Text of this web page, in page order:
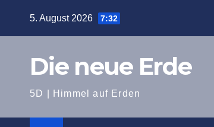
5. August 2026 7:32
Die neue Erde
5D | Himmel auf Erden